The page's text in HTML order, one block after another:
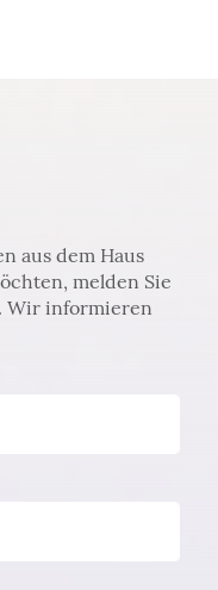
aus dem Haus
melden Sie
Wir informieren